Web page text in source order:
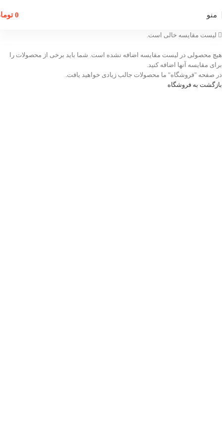
منو 0
لیست مقایسه خالی است.
هیچ محصولی در لیست مقایسه اضافه نشده است. شما باید برخی از محصولات را
برای مقایسه آنها اضافه کنید.
در صفحه "فروشگاه" ما محصولات جالب زیادی خواهید یافت.
بازگشت به فروشگاه